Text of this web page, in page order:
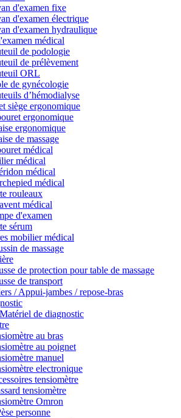
d'examen fixe
d'examen électrique
d'examen hydraulique
médical
de podologie
de prélèvement
ORL
de gynécologie
d’hémodialyse
siège ergonomique
ergonomique
ergonomique
de massage
médical
médical
médical
médical
rouleaux
médical
d'examen
sérum
mobilier médical
de massage
de protection pour table de massage
de transport
/ Appui-jambes / repose-bras
de diagnostic
au bras
au poignet
manuel
electronique
tensiomètre
tensiomètre
Omron
personne